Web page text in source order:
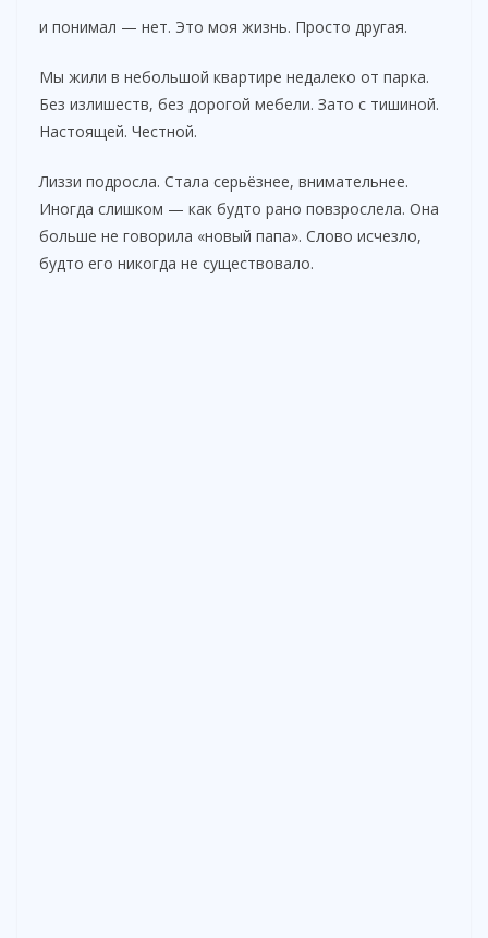
и понимал — нет. Это моя жизнь. Просто другая.
Мы жили в небольшой квартире недалеко от парка.
Без излишеств, без дорогой мебели. Зато с тишиной.
Настоящей. Честной.
Лиззи подросла. Стала серьёзнее, внимательнее.
Иногда слишком — как будто рано повзрослела. Она
больше не говорила «новый папа». Слово исчезло,
будто его никогда не существовало.